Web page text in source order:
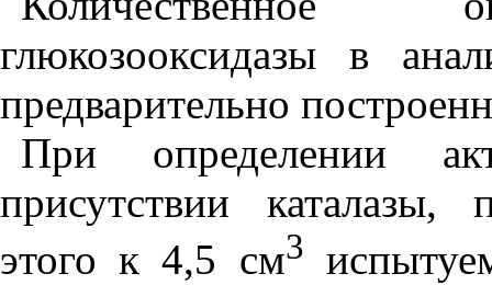
глюкозооксидазы в
предварительно
При определении
присутствии
этого к 4,5 см3